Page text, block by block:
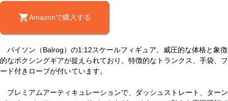
Amazonで購入する
バイソン（Balrog）の1:12スケールフィギュア。威圧的な体格と象徴
的なボクシングギアが捉えられており、特徴的なトランクス、手袋、フ
ード付きローブが付いています。
プレミアムアーティキュレーションで、ダッシュストレート、ターン